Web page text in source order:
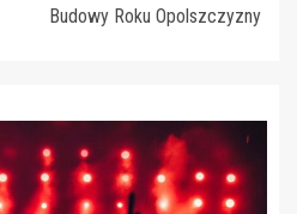
Budowy Roku Opolszczyzny